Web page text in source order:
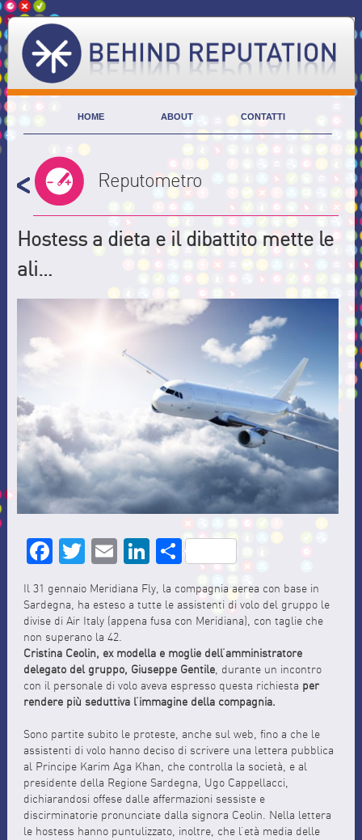
HOME ABOUT CONTATTI
Reputometro
Hostess a dieta e il dibattito mette le
ali…
Facebook
Twitter
EmailLinkedIn
Share
Il 31 gennaio Meridiana Fly, la compagnia aerea con base in
Sardegna, ha esteso a tutte le assistenti di volo del gruppo le
divise di Air Italy (appena fusa con Meridiana), con taglie che
non superano la 42.
Cristina Ceolin, ex modella e moglie dell’amministratore
delegato del gruppo, Giuseppe Gentile, durante un incontro
con il personale di volo aveva espresso questa richiesta per
rendere più seduttiva l’immagine della compagnia.
Sono partite subito le proteste, anche sul web, fino a che le
assistenti di volo hanno deciso di scrivere una lettera pubblica
al Principe Karim Aga Khan, che controlla la società, e al
presidente della Regione Sardegna, Ugo Cappellacci,
dichiarandosi offese dalle affermazioni sessiste e
discirminatorie pronunciate dalla signora Ceolin. Nella lettera
le hostess hanno puntulizzato, inoltre, che l’età media delle